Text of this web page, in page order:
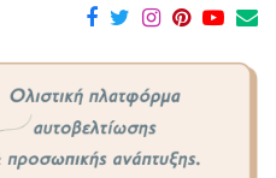
Facebook
Twitter
Instagram
Pinterest